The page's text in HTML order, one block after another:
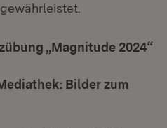
„Magnitude 2024“
Bilder zum